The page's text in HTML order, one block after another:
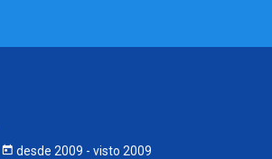
desde 2009 - visto 2009